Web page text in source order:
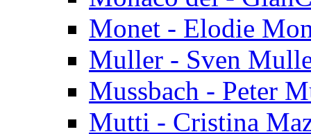
Monet - Elodie
Muller - Sven
Mussbach - Peter
Mutti - Cristina